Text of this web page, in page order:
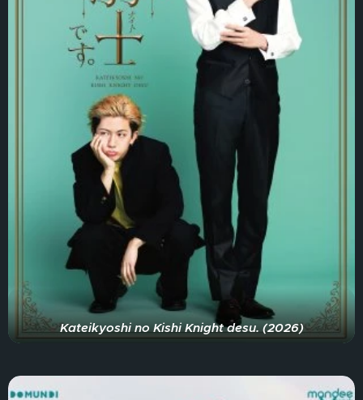
Kateikyoshi no Kishi Knight desu. (2026)